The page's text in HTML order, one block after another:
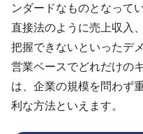
ンダードなものとなって
直接法のように売上収入
把握できないといったデ
営業ベースでどれだけの
は、企業の規模を問わず
利な方法といえます。